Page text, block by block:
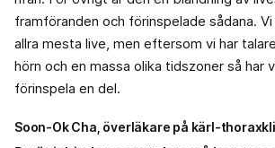
framföranden och förinspelade sådana.
allra mesta live, men eftersom vi har
hörn och en massa olika tidszoner så har
förinspela en del.
Soon-Ok Cha, överläkare på kärl-